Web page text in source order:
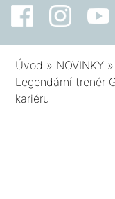
Úvod » NOVINKY »
Legendární trenér
kariéru